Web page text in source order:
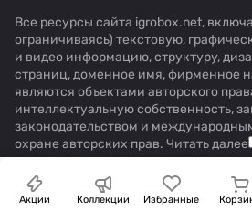
Акции Коллекции Избранные
Все ресурсы сайта igrobox.net,
ограничиваясь) текстовую,
и видео информацию, структуру,
страниц, доменное имя, фирменное
являются объектами авторского
интеллектуальную собственность,
законодательством и
охране авторских прав. Читать далее